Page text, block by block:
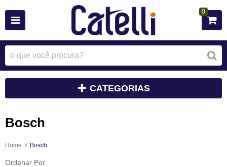
0
CATEGORIAS
Bosch
Home Bosch
Ordenar Por